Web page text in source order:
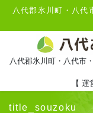
八代郡氷川町・八代
八代郡氷川町・八代市
【
title_souzoku